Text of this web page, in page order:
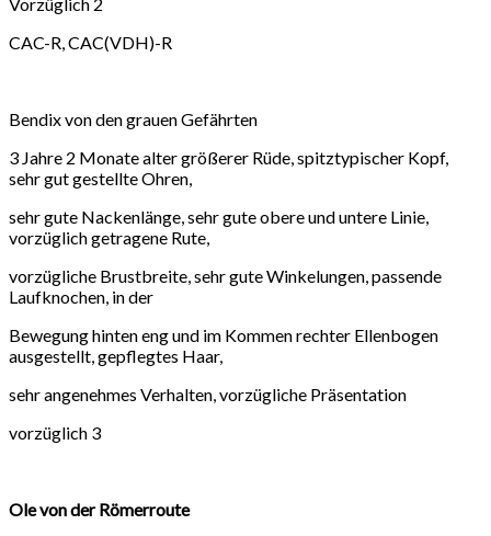
CAC-R, CAC(VDH)-R
Bendix von den grauen Gefährten
3 Jahre 2 Monate alter größerer Rüde, spitztypischer Kopf,
sehr gut gestellte Ohren,
sehr gute Nackenlänge, sehr gute obere und untere Linie,
vorzüglich getragene Rute,
vorzügliche Brustbreite, sehr gute Winkelungen, passende
Laufknochen, in der
Bewegung hinten eng und im Kommen rechter Ellenbogen
ausgestellt, gepflegtes Haar,
sehr angenehmes Verhalten, vorzügliche Präsentation
vorzüglich 3
Ole von der Römerroute